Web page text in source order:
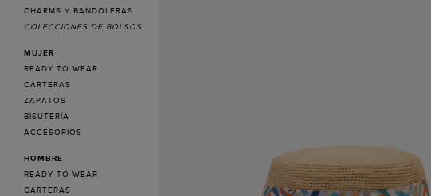
CHARMS Y BANDOLERAS
COLECCIONES DE BOLSOS
MUJER
READY TO WEAR
CARTERAS
ZAPATOS
BISUTERÍA
ACCESORIOS
HOMBRE
READY TO WEAR
CARTERAS